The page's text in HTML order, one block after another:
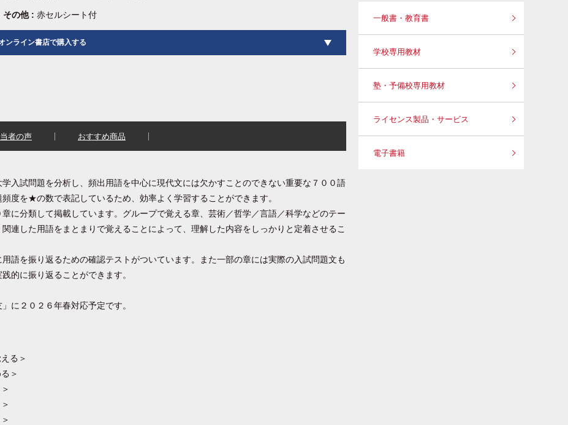
その他 : 赤セルシート付
ンライン書店で購入する
者の声 おすすめ商品
学入試問題を分析し、頻出用語を中心に現代文には欠かすことのできない重要な７００語
度を★の数で表記しているため、効率よく学習することができます。
章に分類して掲載しています。グループで覚える章、芸術／哲学／言語／科学などのテー
連した用語をまとまりで覚えることによって、理解した内容をしっかりと定着させるこ
用語を振り返るための確認テストがついています。また一部の章には実際の入試問題文も
的に振り返ることができます。
に２０２６年春対応予定です。
る＞
＞
一般書・教育書
学校専用教材
塾・予備校専用教材
ライセンス製品・サービス
電子書籍